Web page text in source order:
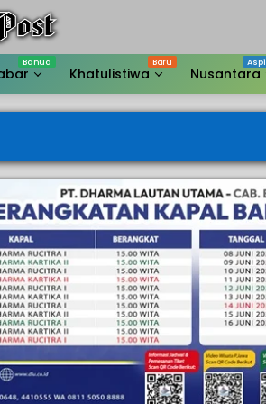
Khatulistiwa Nusantara